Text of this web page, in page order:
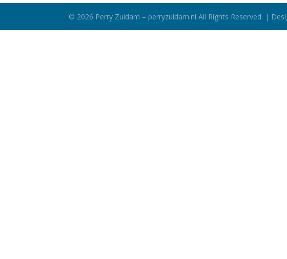
© 2026 Perry Zuidam – perryzuidam.nl All Rights Reserved. |